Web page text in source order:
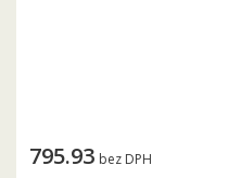
795.93 bez DPH